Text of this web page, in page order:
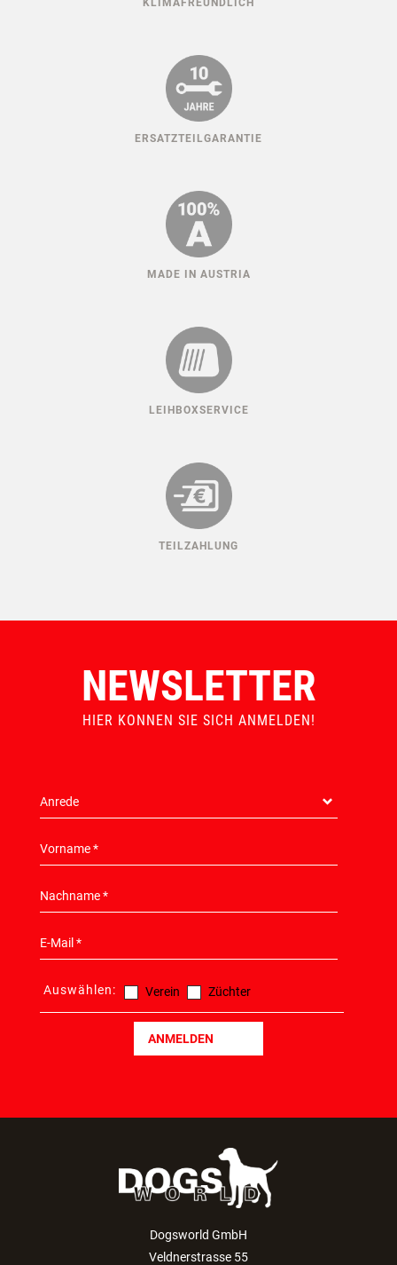
KLIMAFREUNDLICH
ERSATZTEILGARANTIE
MADE IN AUSTRIA
LEIHBOXSERVICE
TEILZAHLUNG
NEWSLETTER
HIER KONNEN SIE SICH ANMELDEN!
Auswählen: Verein Züchter
ANMELDEN
Dogsworld GmbH
Veldnerstrasse 55